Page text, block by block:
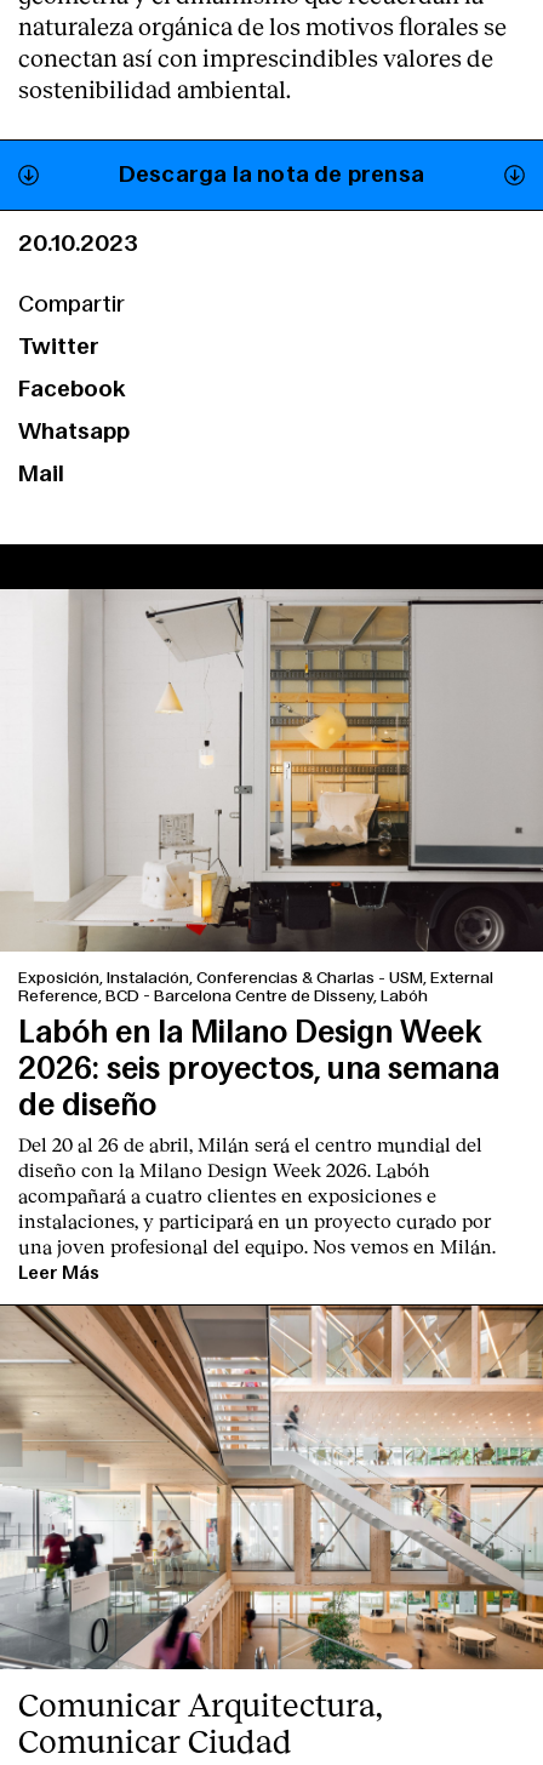
Index
naturaleza orgánica de los motivos florales se
conectan así con imprescindibles valores de
sostenibilidad ambiental.
Descarga la nota de prensa
20.10.2023
Compartir
Twitter
Facebook
Whatsapp
Mail
Exposición, Instalación, Conferencias & Charlas - USM, External
Reference, BCD - Barcelona Centre de Disseny, Labóh
Labóh en la Milano Design Week
2026: seis proyectos, una semana
de diseño
Del 20 al 26 de abril, Milán será el centro mundial del
diseño con la Milano Design Week 2026. Labóh
acompañará a cuatro clientes en exposiciones e
instalaciones, y participará en un proyecto curado por
una joven profesional del equipo. Nos vemos en Milán.
Leer Más
Comunicar Arquitectura,
Comunicar Ciudad